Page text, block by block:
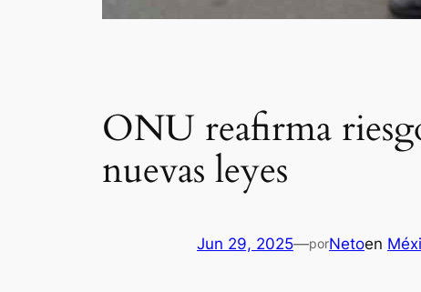
ONU reafirma
nuevas leyes
Jun 29, 2025—porNetoen